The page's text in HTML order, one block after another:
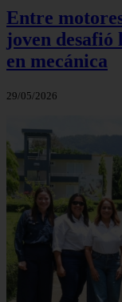
Entre
joven
en mecánica
29/05/2026